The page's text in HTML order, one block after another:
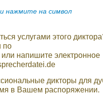
нажмите на символ
услугами этого
по
напишите электронное
дикторы для
в Вашем распоряжении.